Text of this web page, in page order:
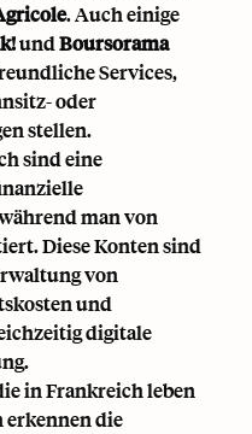
. Auch einige
undBoursorama
Services,
oder
stellen.
sind eine
man von
Diese Konten sind
von
und
digitale
in Frankreich leben
erkennen die